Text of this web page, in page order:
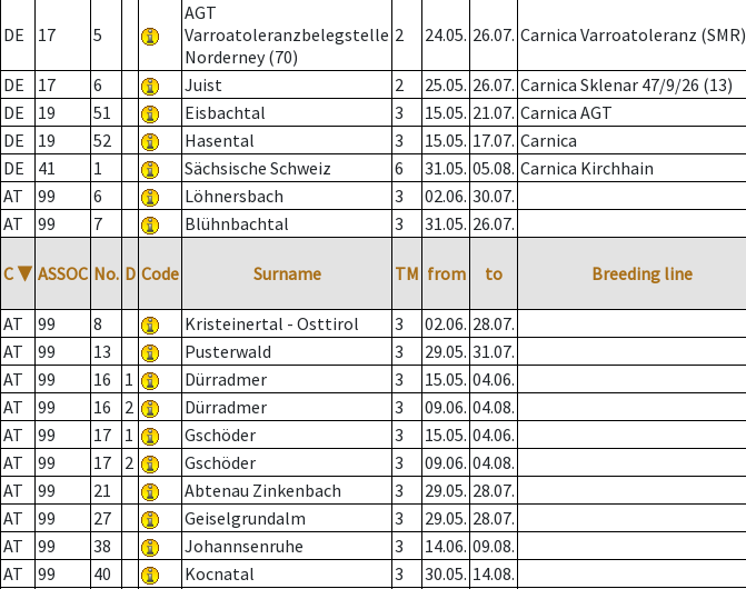
DE 17 5
AGT
Varroatoleranzbelegstelle
Norderney (70)
2 24.05. 26.07. Carnica Varroatoleranz (SMR)
DE 17 6 Juist 2 25.05. 26.07. Carnica Sklenar 47/9/26 (13)
DE
19 51 Eisbachtal 3 15.05. 21.07. Carnica AGT
DE
19 52 Hasental 3 15.05. 17.07. Carnica
DE
41 1 Sächsische Schweiz 6 31.05. 05.08. Carnica Kirchhain
AT
99 6 Löhnersbach 3 02.06. 30.07.
AT
99 7 Blühnbachtal 3 31.05. 26.07.
C ▼ ASSOC No. D Code Surname TM from to Breeding line
AT
99 8 Kristeinertal - Osttirol 3 02.06. 28.07.
AT
99 13 Pusterwald 3 29.05. 31.07.
AT
99 16 1 Dürradmer 3 15.05. 04.06.
AT
99 16 2 Dürradmer 3 09.06. 04.08.
AT
99 17 1 Gschöder 3 15.05. 04.06.
AT
99 17 2 Gschöder 3 09.06. 04.08.
AT
99 21 Abtenau Zinkenbach 3 29.05. 28.07.
AT
99 27 Geiselgrundalm 3 29.05. 28.07.
AT
99 38 Johannsenruhe 3 14.06. 09.08.
AT
99 40 Kocnatal 3 30.05. 14.08.